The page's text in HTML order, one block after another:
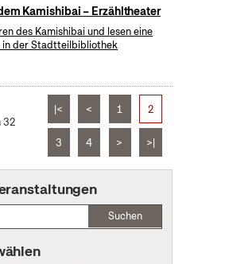
Kamishibai – Erzähltheater
des Kamishibai und lesen eine
in der Stadtteilbibliothek
32
|< < 1 2
3 4 > >|
Suchen